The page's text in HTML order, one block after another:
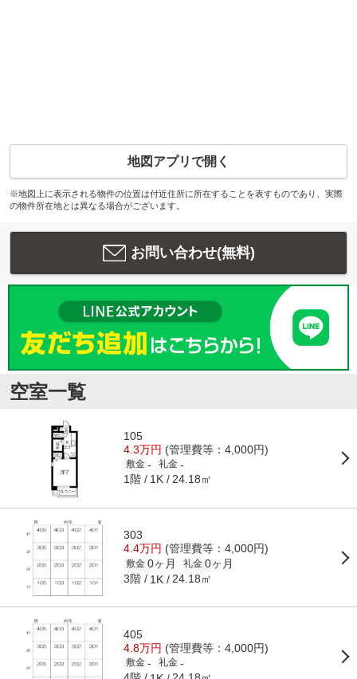
地図アプリで開く
※地図上に表示される物件の位置は付近住所に所在することを表すものであり、実際
の物件所在地とは異なる場合がございます。
お問い合わせ(無料)
空室一覧
105
4.3万円 (管理費等：4,000円)
敷金 - 礼金 -
1階 1K 24.18㎡
303
4.4万円 (管理費等：4,000円)
敷金 0ヶ月 礼金 0ヶ月
3階 1K 24.18㎡
405
4.8万円 (管理費等：4,000円)
敷金 - 礼金 -